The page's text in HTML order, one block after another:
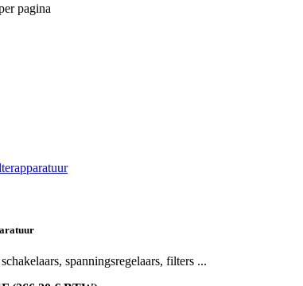
pagina
spanningsregelaars, filters ...